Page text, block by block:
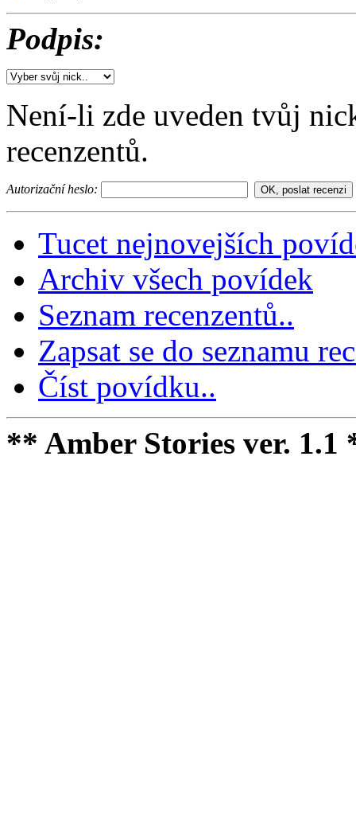
Podpis:
Není-li zde uveden tvůj
recenzentů.
Autorizační heslo:
Tucet nejnovejších
Archiv všech povídek
Seznam recenzentů..
Zapsat se do seznamu
Číst povídku..
** Amber Stories ver. 1.1